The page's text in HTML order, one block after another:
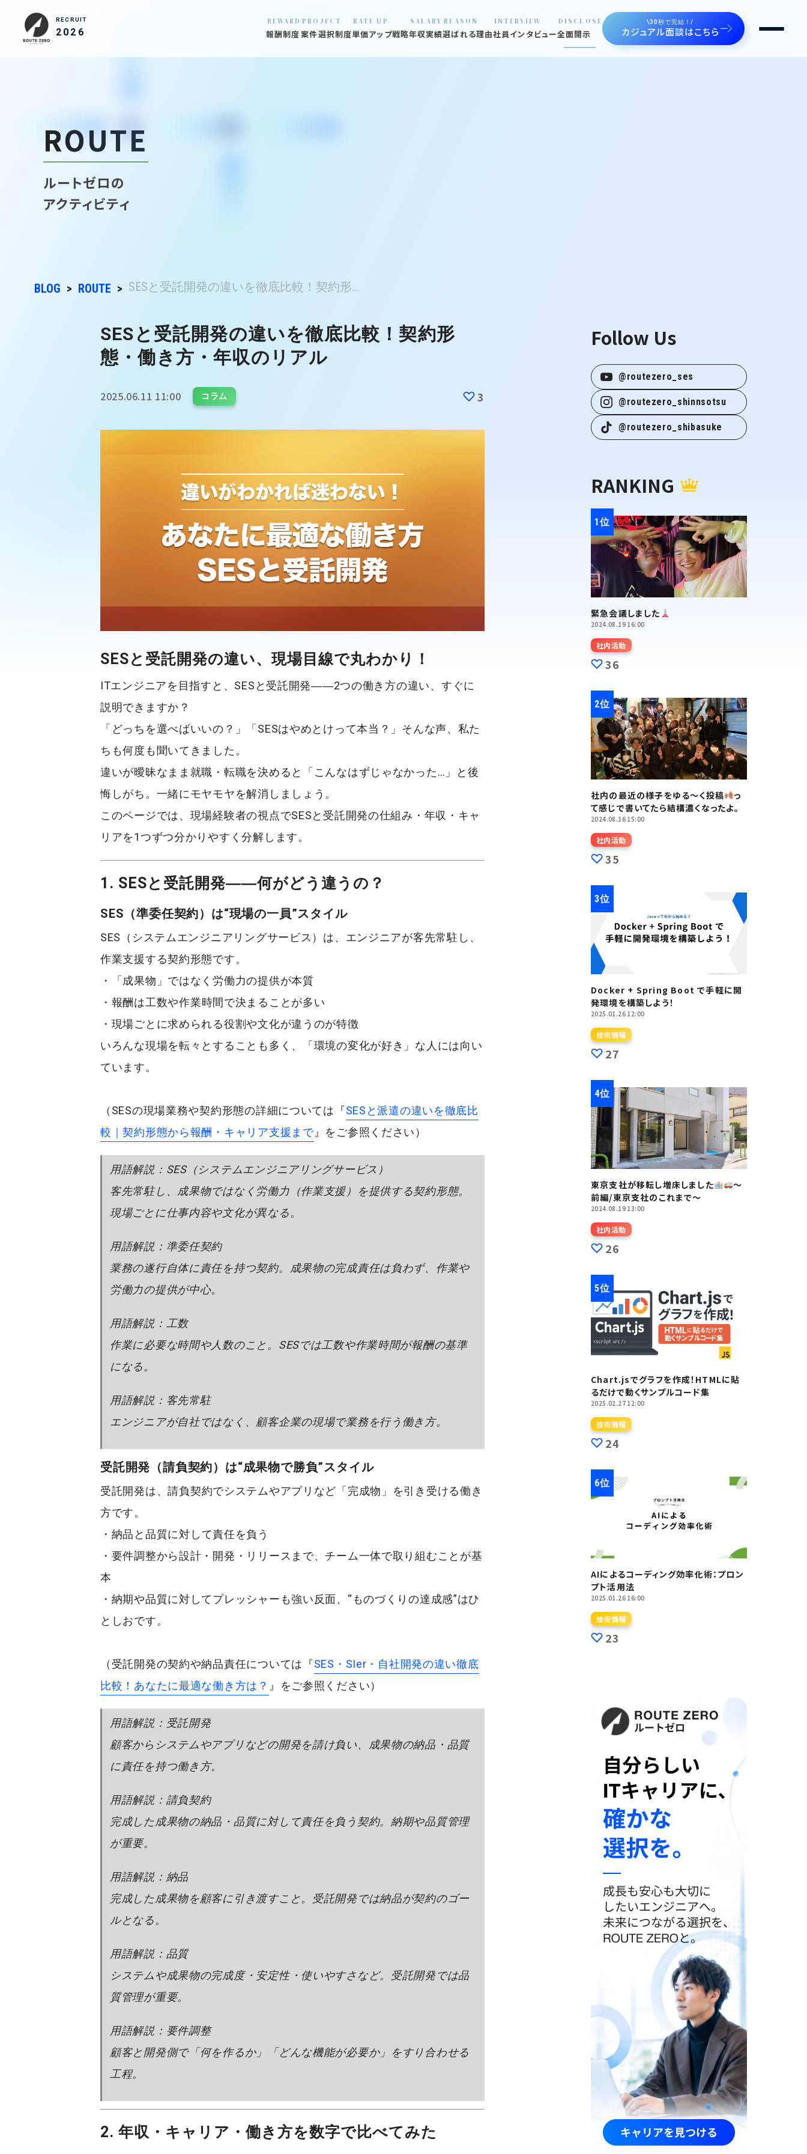
RECRUIT
2026
REWARD
報酬制度
PROJECT
案件選択制度
RATE UP
単価アップ戦略
SALARY
年収実績
REASON
選ばれる理由
INTERVIEW
社員インタビュー
DISCLOSE
全面開示
\30秒で完結！/
カジュアル面談はこちら
ROUTE
ルートゼロの
アクティビティ
BLOG ROUTE SESと受託開発の違いを徹底比較！契約形...
SESと受託開発の違いを徹底比較！契約形
態・働き方・年収のリアル
2025.06.11 11:00 コラム 3
SESと受託開発の違い、現場目線で丸わかり！
ITエンジニアを目指すと、 SES と 受託開発――2つの働き方の違い、すぐに
説明できますか？
「どっちを選べばいいの？」「SESはやめとけって本当？」そんな声、私た
ちも何度も聞いてきました。
違いが曖昧なまま就職・転職を決めると「こんなはずじゃなかった…」と後
悔しがち。一緒にモヤモヤを解消しましょう。
このページでは、現場経験者の視点でSESと受託開発の仕組み・年収・キャ
リアを1つずつ分かりやすく分解します。
1. SESと受託開発――何がどう違うの？
SES（準委任契約）は“現場の一員”スタイル
SES（システムエンジニアリングサービス） は、エンジニアが客先常駐 し、
作業支援する契約形態です。
・「成果物」ではなく労働力の提供が本質
・報酬は工数や作業時間で決まることが多い
・現場ごとに求められる役割や文化が違うのが特徴
いろんな現場を転々とすることも多く、「環境の変化が好き」な人には向い
ています。
（SESの現場業務や契約形態の詳細については『SESと派遣の違いを徹底比
較｜契約形態から報酬・キャリア支援まで』をご参照ください）
用語解説：SES（システムエンジニアリングサービス）
客先常駐し、成果物ではなく労働力（作業支援）を提供する契約形態。
現場ごとに仕事内容や文化が異なる。
用語解説：準委任契約
業務の遂行自体に責任を持つ契約。成果物の完成責任は負わず、作業や
労働力の提供が中心。
用語解説：工数
作業に必要な時間や人数のこと。SESでは工数や作業時間が報酬の基準
になる。
用語解説：客先常駐
エンジニアが自社ではなく、顧客企業の現場で業務を行う働き方。
受託開発（請負契約）は“成果物で勝負”スタイル
受託開発は、請負契約でシステムやアプリなど「完成物」を引き受ける働き
方です。
・ 納品 と 品質に対して責任を負う
・要件調整から設計・開発・リリースまで、チーム一体で取り組むことが基
本
・納期や品質に対してプレッシャー も強い反面、“ものづくりの達成感”はひ
としおです。
（受託開発の契約や納品責任については『SES・SIer・自社開発の違い徹底
比較！あなたに最適な働き方は？ 』をご参照ください）
用語解説：受託開発
顧客からシステムやアプリなどの開発を請け負い、成果物の納品・品質
に責任を持つ働き方。
用語解説：請負契約
完成した成果物の納品・品質に対して責任を負う契約。納期や品質管理
が重要。
用語解説：納品
完成した成果物を顧客に引き渡すこと。受託開発では納品が契約のゴー
ルとなる。
用語解説：品質
システムや成果物の完成度・安定性・使いやすさなど。受託開発では品
質管理が重要。
用語解説：要件調整
顧客と開発側で「何を作るか」「どんな機能が必要か」をすり合わせる
工程。
2. 年収・キャリア・働き方を数字で比べてみた
Follow Us
@routezero_ses
@routezero_shinnsotsu
@routezero_shibasuke
RANKING
緊急会議しました
2024.08.19 16:00
社内活動
36
社内の最近の様子をゆる～く投稿
っ
て感じで書いてたら結構濃くなったよ。
2024.08.16 15:00
社内活動
35
Docker + Spring Boot で手軽に開
発環境を構築しよう！
2025.01.26 12:00
技術情報
27
東京支社が移転し増床しました
～
前編/東京支社のこれまで～
2024.08.19 13:00
社内活動
26
Chart.jsでグラフを作成！HTMLに貼
るだけで動くサンプルコード集
2025.02.27 12:00
技術情報
24
AIによるコーディング効率化術：プロン
プト活用法
2025.01.26 16:00
技術情報
23